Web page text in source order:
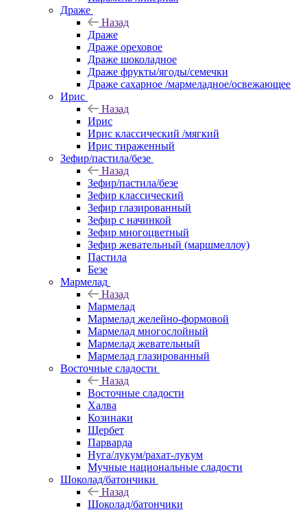
Драже
Назад
Драже
Драже ореховое
Драже шоколадное
Драже фрукты/ягоды/семечки
Драже сахарное /мармеладное/освежающее
Ирис
Назад
Ирис
Ирис классический /мягкий
Ирис тираженный
Зефир/пастила/безе
Назад
Зефир/пастила/безе
Зефир классический
Зефир глазированный
Зефир с начинкой
Зефир многоцветный
Зефир жевательный (маршмеллоу)
Пастила
Безе
Мармелад
Назад
Мармелад
Мармелад желейно-формовой
Мармелад многослойный
Мармелад жевательный
Мармелад глазированный
Восточные сладости
Назад
Восточные сладости
Халва
Козинаки
Щербет
Парварда
Нуга/лукум/рахат-лукум
Мучные национальные сладости
Шоколад/батончики
Назад
Шоколад/батончики